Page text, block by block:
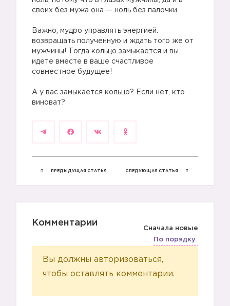
своих без мужа она — ноль без палочки.
Важно, мудро управлять энергией:
возвращать полученную и ждать того же от
мужчины! Тогда кольцо замыкается и вы
идете вместе в ваше счастливое
совместное будущее!
А у вас замыкается кольцо? Если нет, кто
виноват?
ПРЕДЫДУЩАЯ СТАТЬЯ СЛЕДУЮЩАЯ СТАТЬЯ
Комментарии
Сначала новые
По порядку
Вы должны авторизоваться,
чтобы оставлять комментарии.